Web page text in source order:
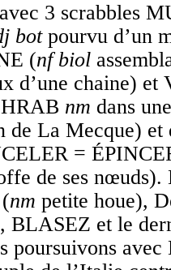
3 scrabbles
botpourvu d’un
(nf biol
d’une chaine)
nm dans
La Mecque) et
=
de ses
nm petite houe),
BLASEZ et le
poursuivons